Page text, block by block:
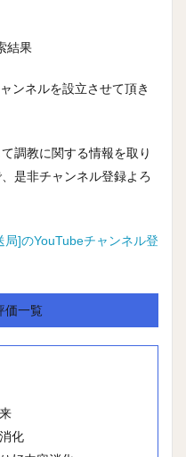
ンネルを設立させて頂き
調教に関する情報を取り
是非チャンネル登録よろ
]のYouTubeチャンネル登
価一覧
化